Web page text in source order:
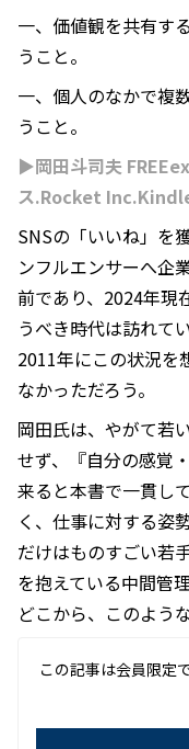
一、価値観を共有す
うこと。
一、個人のなかで複
うこと。
▶岡田斗司夫
ス.Rocket
SNSの「いいね」を
ンフルエンサーへ企
前であり、2024年現
うべき時代は訪れて
2011年にこの状況を
なかっただろう。
岡田氏は、やがて若
せず、『自分の感覚
来ると本書で一貫し
く、仕事に対する姿
だけはものすごい若
を抱えている中間管
どこから、このよう
この記事は会員限定